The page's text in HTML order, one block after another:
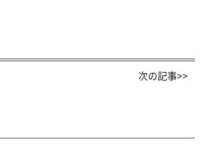
次の記事>>